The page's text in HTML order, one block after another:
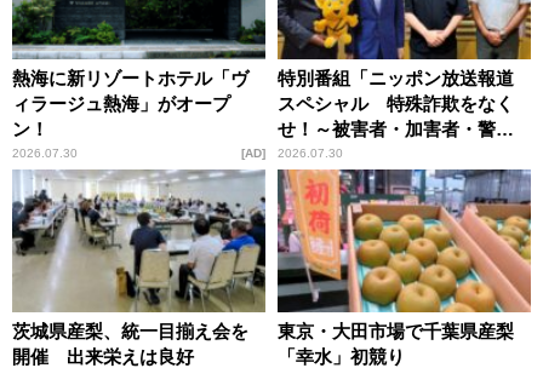
熱海に新リゾートホテル「ヴ
ィラージュ熱海」がオープ
ン！
2026.07.30 AD
特別番組「ニッポン放送報道
スペシャル 特殊詐欺をなく
せ！～被害者・加害者・警視
庁が語るトクリュウの実態
～」放送
2026.07.30
茨城県産梨、統一目揃え会を
開催 出来栄えは良好
東京・大田市場で千葉県産梨
「幸水」初競り